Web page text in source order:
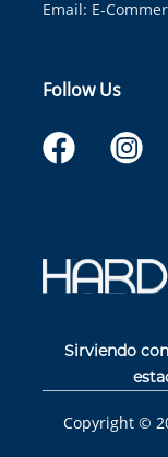
Email: E-
Follow Us
Sirviendo
Copyright ©